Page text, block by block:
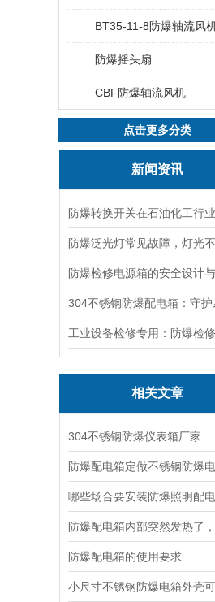
BT35-11-8防爆轴流风
防爆摇头扇
CBF防爆轴流风机
点击更多分类
新闻资讯
相关文章
304不锈钢防爆仪表箱厂家
哪些场合要安装防爆照明配
防爆配电箱的使用要求
小尺寸不锈钢防爆电箱外壳